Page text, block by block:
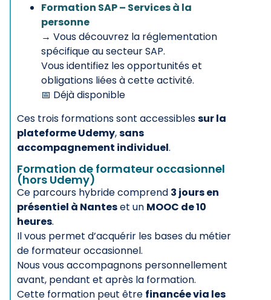
Formation SAP – Services à la
personne
→ Vous découvrez la réglementation
spécifique au secteur SAP.
Vous identifiez les opportunités et
obligations liées à cette activité.
📅 Déjà disponible
Ces trois formations sont accessiblessur la
plateforme Udemy,sans
accompagnement individuel.
Formation de formateur occasionnel
(hors Udemy)
Ce parcours hybride comprend 3 jours en
présentiel à Nanteset un MOOC de 10
heures.
Il vous permet d’acquérir les bases du métier
de formateur occasionnel.
Nous vous accompagnons personnellement
avant, pendant et après la formation.
Cette formation peut être financée via les